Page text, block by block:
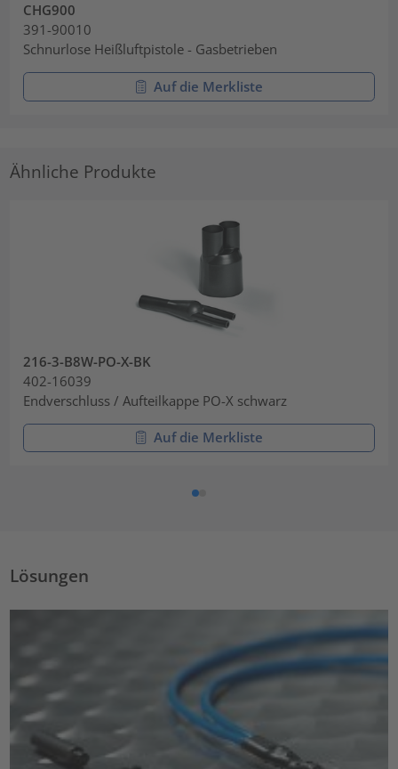
CHG900
391-90010
Schnurlose Heißluftpistole - Gasbetrieben
Auf die Merkliste
Ähnliche Produkte
216-3-B8W-PO-X-BK
402-16039
Endverschluss / Aufteilkappe PO-X schwarz
Auf die Merkliste
Lösungen